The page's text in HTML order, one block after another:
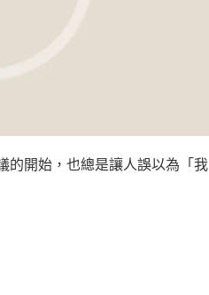
的開始，也總是讓人誤以為「我